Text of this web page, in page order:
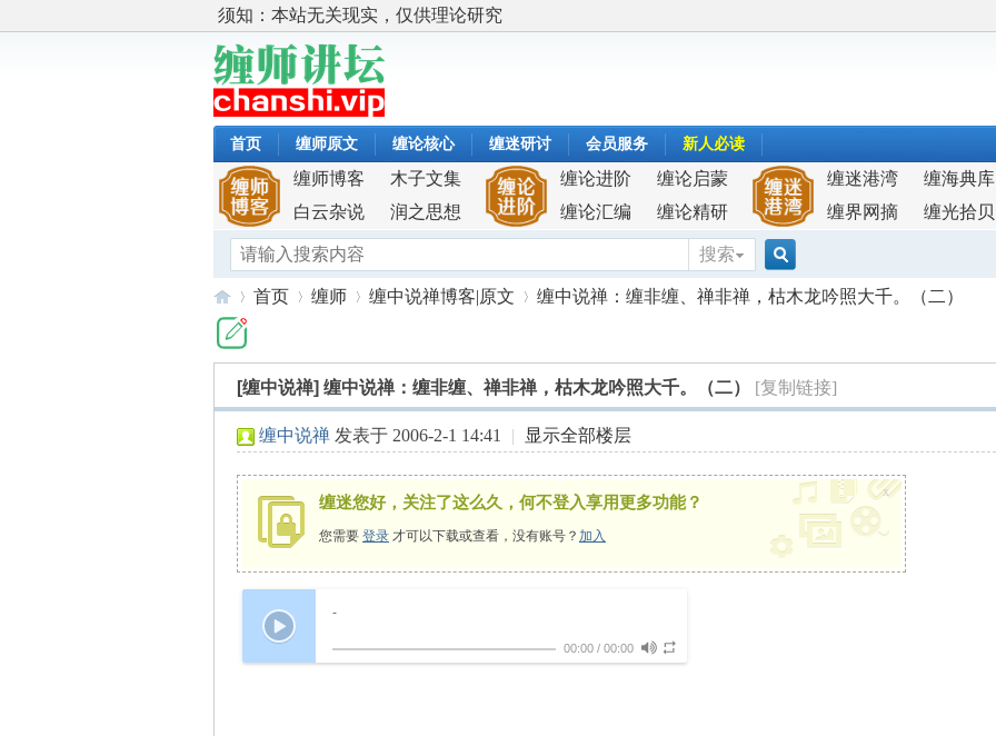
须知：本站无关现实，仅供理论研究
首页 缠师原文 缠论核心 缠迷研讨 会员服务 新人必读
缠师博客
木子文集
白云杂说
润之思想
缠论进阶
缠论启蒙
缠论汇编
缠论精研
缠迷港湾
缠海典库
缠界网摘
缠光拾贝
搜索
搜
索
首页
›
缠师
›
缠中说禅博客|原文
›
缠中说禅：缠非缠、禅非禅，枯木龙吟照大千。（二）
[缠中说禅] 缠中说禅：缠非缠、禅非禅，枯木龙吟照大千。（二） [复制链接]
缠中说禅 发表于 2006-2-1 14:41 | 显示全部楼层
缠迷您好，关注了这么久，何不登入享用更多功能？
您需要 登录 才可以下载或查看，没有账号？ 加入
x
-
00:00 / 00:00